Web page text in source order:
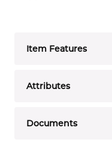
Item Features
Attributes
Documents